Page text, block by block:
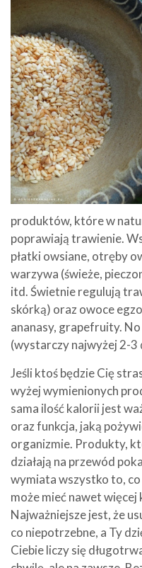
produktów, które w
poprawiają trawienie.
płatki owsiane, otręby
warzywa (świeże,
itd. Świetnie regulują
skórką) oraz owoce
ananasy, grapefruity.
(wystarczy najwyżej 2-3
Jeśli ktoś będzie Cię
wyżej wymienionych
sama ilość kalorii jest
oraz funkcja, jaką
organizmie. Produkty,
działają na przewód
wymiata wszystko to, co
może mieć nawet więcej
Najważniejsze jest, że
co niepotrzebne, a Ty
Ciebie liczy się